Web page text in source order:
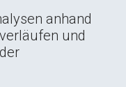
anhand
und